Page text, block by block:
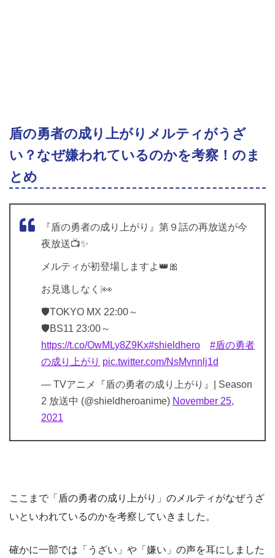
盾の勇者の成り上がりメルティがうざ
い？なぜ嫌われているのかを考察！のま
とめ
『盾の勇者の成り上がり』第９話の再放送が今
夜放送📺✨
メルティが初登場しますよ👑🎀
お見逃しなく❕👀
🛡TOKYO MX 22:00～
🛡BS11 23:00～
https://t.co/OwMLy8Z9Kx#shieldhero
#盾の勇者
の成り上がり pic.twitter.com/NsMvnnlj1d
— TVアニメ『盾の勇者の成り上がり』| Season
2 放送中 (@shieldheroanime) November 25,
2021
ここまで「盾の勇者の成り上がり」のメルティがなぜうざ
いといわれているのかを考察していきました。
確かに一部では「うざい」や「嫌い」の声を耳にしました